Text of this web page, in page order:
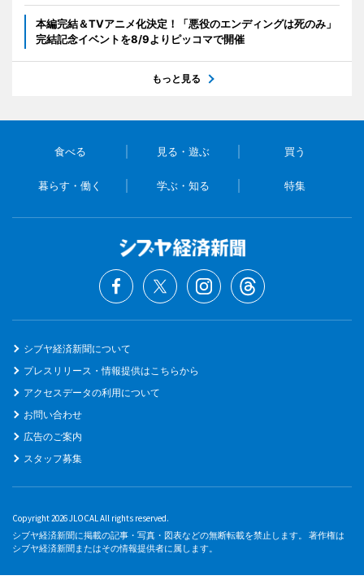
本編完結＆TVアニメ化決定！「悪役のエンディングは死のみ」
完結記念イベントを8/9よりピッコマで開催
もっと見る
食べる 見る・遊ぶ 買う
暮らす・働く 学ぶ・知る 特集
シブヤ経済新聞について
プレスリリース・情報提供はこちらから
アクセスデータの利用について
お問い合わせ
広告のご案内
スタッフ募集
Copyright 2026 JLOCAL All rights reserved.
シブヤ経済新聞に掲載の記事・写真・図表などの無断転載を禁止します。 著作権は
シブヤ経済新聞またはその情報提供者に属します。